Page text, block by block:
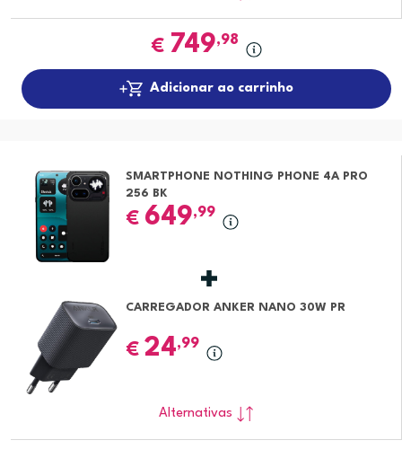
€ 749,98
Adicionar ao carrinho
SMARTPHONE NOTHING PHONE 4A PRO
256 BK
€ 649,99
CARREGADOR ANKER NANO 30W PR
€ 24,99
Alternativas